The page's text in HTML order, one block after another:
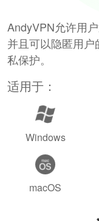
AndyVPN允许用
并且可以隐匿用
私保护。
适用于：
Windows
macOS